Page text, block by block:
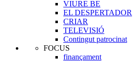
VIURE BE
EL DESPERTADOR
CRIAR
TELEVISIÓ
Contingut patrocinat
FOCUS
finançament